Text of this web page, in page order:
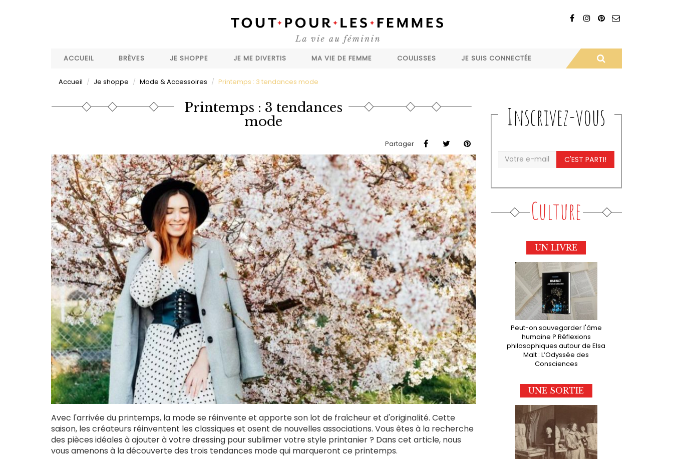
ACCUEIL
BRÈVES JE SHOPPE JE ME DIVERTIS MA VIE DE FEMME COULISSES JE SUIS CONNECTÉE
Accueil Je shoppe Mode & Accessoires Printemps : 3 tendances mode
Printemps : 3 tendances
mode
Partager
Avec l'arrivée du printemps, la mode se réinvente et apporte son lot de fraîcheur et d'originalité. Cette
saison, les créateurs réinventent les classiques et osent de nouvelles associations. Vous êtes à la recherche
des pièces idéales à ajouter à votre dressing pour sublimer votre style printanier ? Dans cet article, nous
vous amenons à la découverte des trois tendances mode qui marqueront ce printemps.
Inscrivez-vous
C'EST PARTI!
Culture
UN LIVRE
Peut-on sauvegarder l'âme
humaine ? Réflexions
philosophiques autour de Elsa
Malt : L’Odyssée des
Consciences
UNE SORTIE